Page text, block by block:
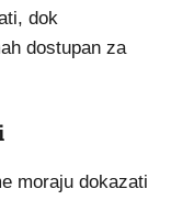
dok
dostupan za
moraju dokazati